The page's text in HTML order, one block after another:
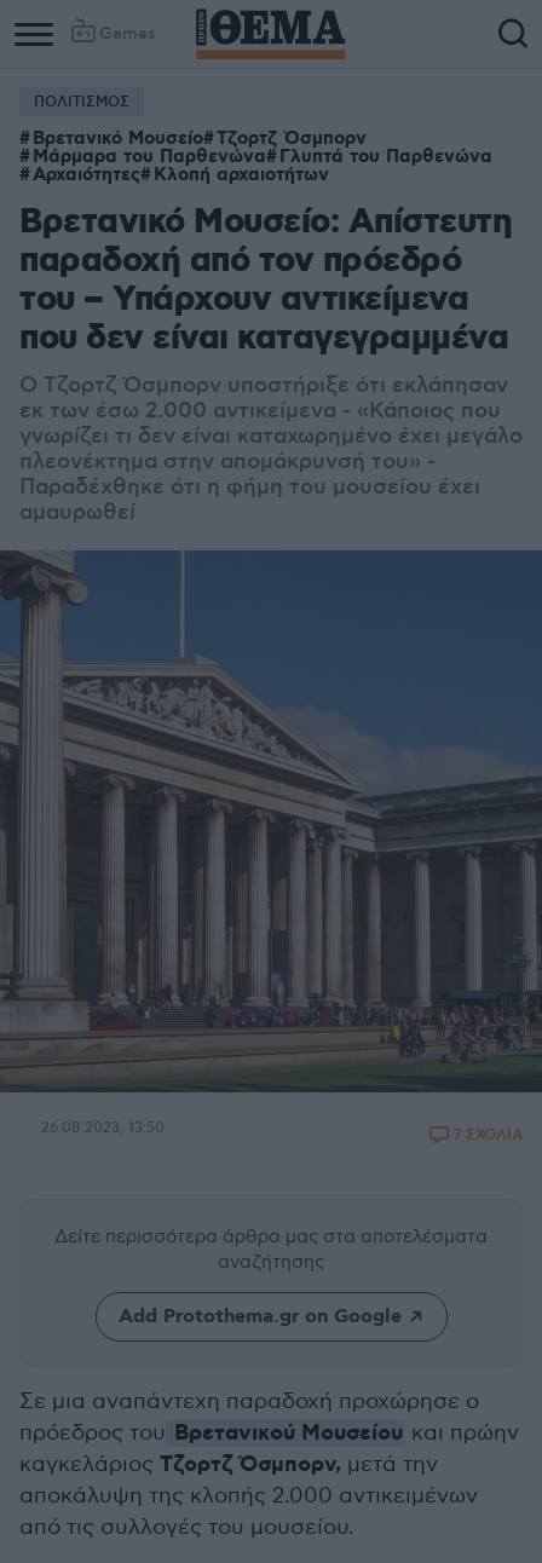
Games
ΠΟΛΙΤΙΣΜΟΣ
Βρετανικό Μουσείο Τζορτζ Όσμπορν
Μάρμαρα του Παρθενώνα Γλυπτά του Παρθενώνα
Αρχαιότητες Κλοπή αρχαιοτήτων
Βρετανικό Μουσείο: Απίστευτη
παραδοχή από τον πρόεδρό
του – Υπάρχουν αντικείμενα
που δεν είναι καταγεγραμμένα
Ο Τζορτζ Όσμπορν υποστήριξε ότι εκλάπησαν
εκ των έσω 2.000 αντικείμενα - «Κάποιος που
γνωρίζει τι δεν είναι καταχωρημένο έχει μεγάλο
πλεονέκτημα στην απομάκρυνσή του» -
Παραδέχθηκε ότι η φήμη του μουσείου έχει
αμαυρωθεί
26.08.2023, 13:50 7 ΣΧΟΛΙΑ
Δείτε περισσότερα άρθρα μας στα αποτελέσματα
αναζήτησης
Add Protothema.gr on Google
Σε μια αναπάντεχη παραδοχή προχώρησε ο
πρόεδρος του Βρετανικού Μουσείου και πρώην
καγκελάριος Τζορτζ Όσμπορν, μετά την
αποκάλυψη της κλοπής 2.000 αντικειμένων
από τις συλλογές του μουσείου.